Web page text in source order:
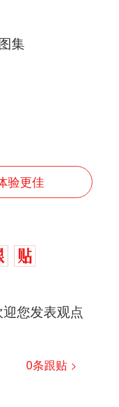
集
验更佳
您发表观点
0条跟贴